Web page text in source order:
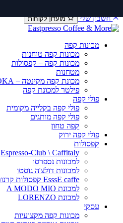
לתוכן
חשבון שלי
מועדון לקוחות
מכונות קפה
מכונות קפה טוחנות
מכונות קפה – קפסולות
מטחנות
מכונת קפה מקינטה – MOKA
פילטר למכונת קפה
פולי קפה
פולי קפה בקלייה מקומית
פולי קפה מותגים
קפה טחון
פולי קפה ירוק
קפסולות
Espresso-Club \ Caffitaly
למכונות נספרסו
למכונות דולצ'ה גוסטו
EsssE caffe קפסולות קרנות השוטרים
למכונת A MODO MIO
למכונת LORENZO
עסקי
מכונות קפה מקצועיות